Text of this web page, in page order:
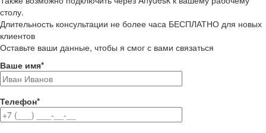
столу.
Длительность консультации не более часа БЕСПЛАТНО для новых
клиентов
Оставьте ваши данные, чтобы я смог с вами связаться
Ваше имя*
Телефон*